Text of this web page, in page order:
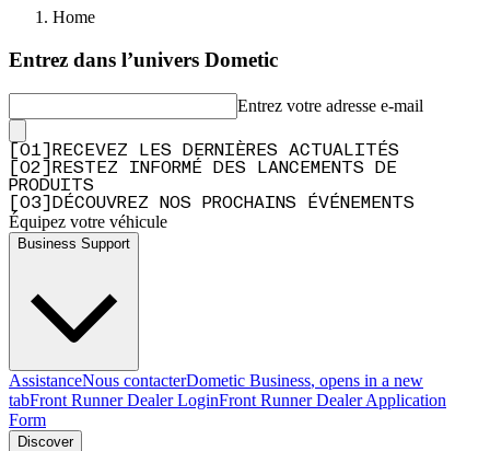
Home
Entrez dans l’univers Dometic
Entrez votre adresse e-mail
01
RECEVEZ LES DERNIÈRES ACTUALITÉS
02
RESTEZ INFORMÉ DES LANCEMENTS DE
PRODUITS
03 DÉCOUVREZ NOS PROCHAINS ÉVÉNEMENTS
Équipez votre véhicule
Business Support
AssistanceNous contacterDometic Business, opens in a new
tabFront Runner Dealer LoginFront Runner Dealer Application
Form
Discover